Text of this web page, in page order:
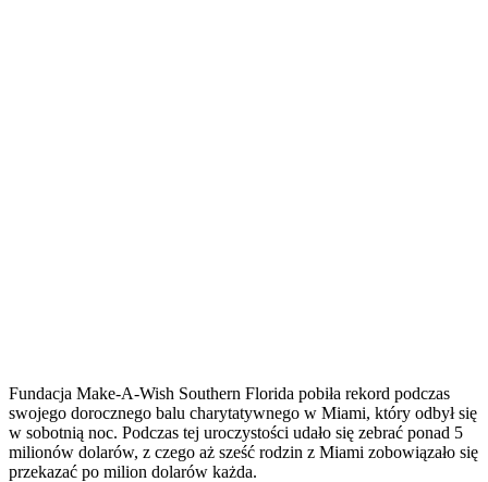
Fundacja Make-A-Wish Southern Florida pobiła rekord podczas
swojego dorocznego balu charytatywnego w Miami, który odbył się
w sobotnią noc. Podczas tej uroczystości udało się zebrać ponad 5
milionów dolarów, z czego aż sześć rodzin z Miami zobowiązało się
przekazać po milion dolarów każda.